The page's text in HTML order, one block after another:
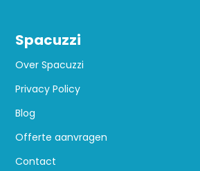
Spacuzzi
Over Spacuzzi
Privacy Policy
Blog
Offerte aanvragen
Contact